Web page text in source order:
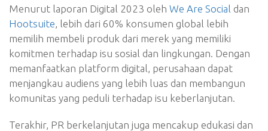
Menurut laporan Digital 2023 oleh We Are Social dan
Hootsuite, lebih dari 60% konsumen global lebih
memilih membeli produk dari merek yang memiliki
komitmen terhadap isu sosial dan lingkungan. Dengan
memanfaatkan platform digital, perusahaan dapat
menjangkau audiens yang lebih luas dan membangun
komunitas yang peduli terhadap isu keberlanjutan.
Terakhir, PR berkelanjutan juga mencakup edukasi dan